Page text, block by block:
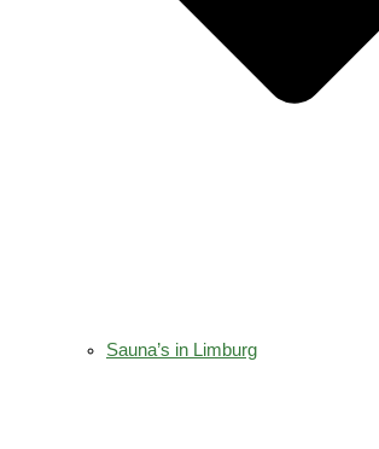
Sauna’s in Limburg